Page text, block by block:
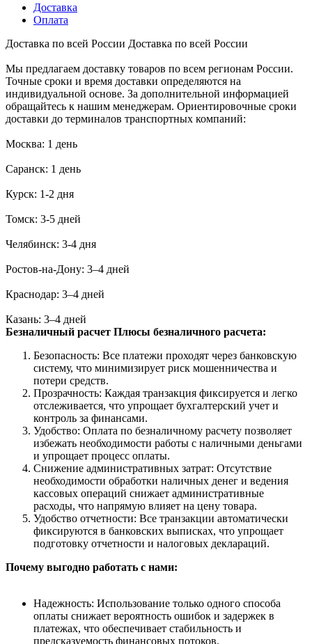
Доставка
Оплата
Доставка по всей России Доставка по всей России
Мы предлагаем доставку товаров по всем регионам России.
Точные сроки и время доставки определяются на
индивидуальной основе. За дополнительной информацией
обращайтесь к нашим менеджерам. Ориентировочные сроки
доставки до терминалов транспортных компаний:
Москва: 1 день
Саранск: 1 день
Курск: 1-2 дня
Томск: 3-5 дней
Челябинск: 3-4 дня
Ростов-на-Дону: 3–4 дней
Краснодар: 3–4 дней
Казань: 3–4 дней
Безналичный расчет Плюсы безналичного расчета:
Безопасность: Все платежи проходят через банковскую
систему, что минимизирует риск мошенничества и
потери средств.
Прозрачность: Каждая транзакция фиксируется и легко
отслеживается, что упрощает бухгалтерский учет и
контроль за финансами.
Удобство: Оплата по безналичному расчету позволяет
избежать необходимости работы с наличными деньгами
и упрощает процесс оплаты.
Снижение административных затрат: Отсутствие
необходимости обработки наличных денег и ведения
кассовых операций снижает административные
расходы, что напрямую влияет на цену товара.
Удобство отчетности: Все транзакции автоматически
фиксируются в банковских выписках, что упрощает
подготовку отчетности и налоговых деклараций.
Почему выгодно работать с нами:
Надежность: Использование только одного способа
оплаты снижает вероятность ошибок и задержек в
платежах, что обеспечивает стабильность и
предсказуемость финансовых потоков.